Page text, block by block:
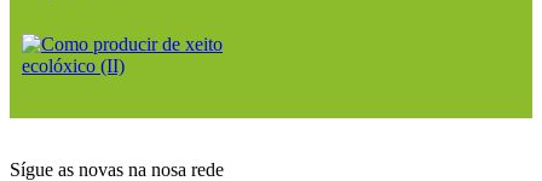
Sígue as novas na nosa rede